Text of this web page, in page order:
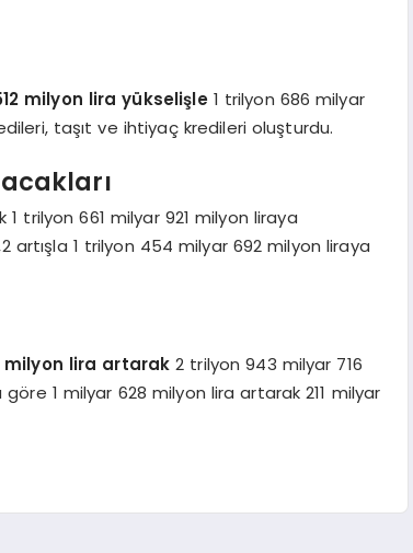
milyon lira yükselişle1 trilyon 686 milyar
taşıt ve ihtiyaç kredileri oluşturdu.
trilyon 661 milyar 921 milyon liraya
artışla 1 trilyon 454 milyar 692 milyon liraya
milyon lira artarak 2 trilyon 943 milyar 716
1 milyar 628 milyon lira artarak 211 milyar